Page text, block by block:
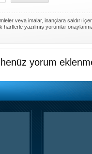
veya imalar, inançlara saldırı
yazılmış yorumlar
yorum